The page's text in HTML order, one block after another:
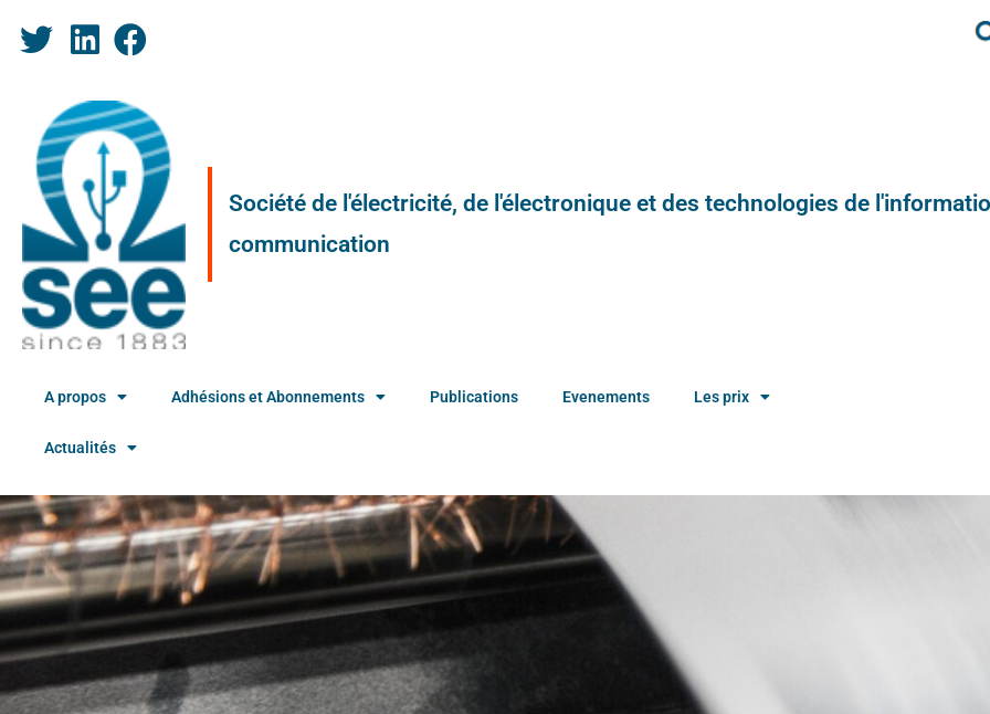
Société de l'électricité, de l'électronique et des technologies de
communication
A propos Adhésions et Abonnements Publications Evenements Les prix
Actualités